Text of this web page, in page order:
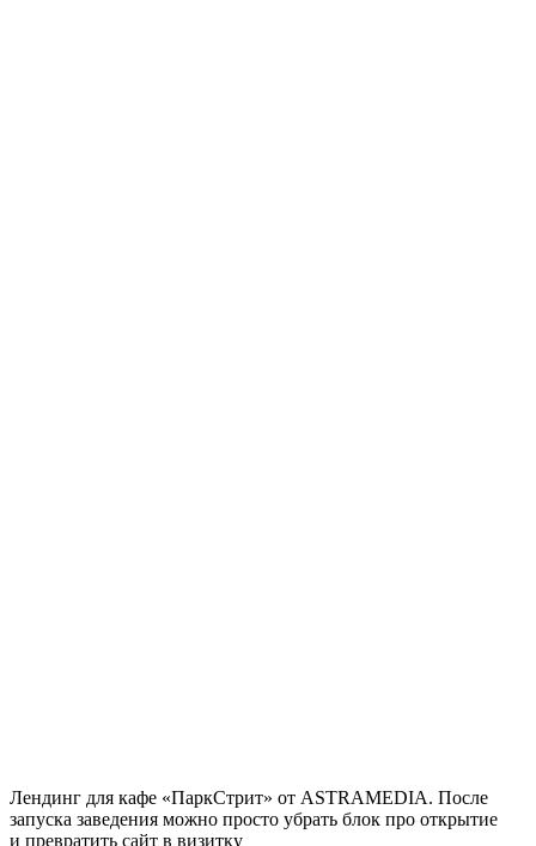
Лендинг для кафе «ПаркСтрит» от ASTRAMEDIA. После
запуска заведения можно просто убрать блок про открытие
и превратить сайт в визитку